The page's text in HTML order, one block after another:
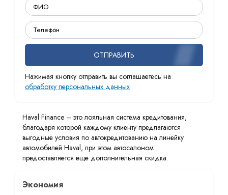
ОТПРАВИТЬ
Нажимая кнопку отправить вы соглашаетесь на
обработку персональных данных
Haval Finance – это лояльная система кредитования,
благодаря которой каждому клиенту предлагаются
выгодные условия по автокредитованию на линейку
автомобилей Haval, при этом автосалоном
предоставляется еще дополнительная скидка.
Экономия